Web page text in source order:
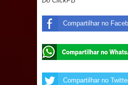
Santana
Saúde Bucal: Mais
dentárias já foram
Compartilhar no
Compartilhar no